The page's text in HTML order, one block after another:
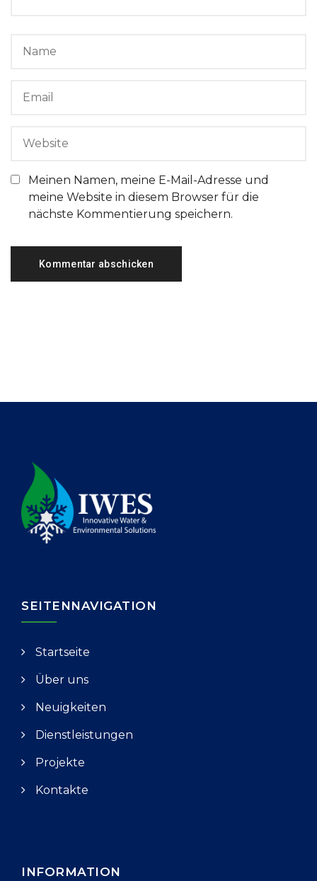
Meinen Namen, meine E-Mail-Adresse und
meine Website in diesem Browser für die
nächste Kommentierung speichern.
SEITENNAVIGATION
Startseite
Über uns
Neuigkeiten
Dienstleistungen
Projekte
Kontakte
INFORMATION